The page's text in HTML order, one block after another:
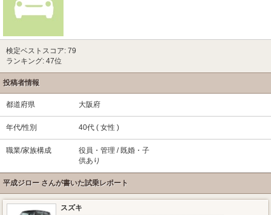
検定ベストスコア: 79
ランキング: 47位
投稿者情報
都道府県 大阪府
年代/性別 40代 ( 女性 )
職業/家族構成
役員・管理 / 既婚・子
供あり
平成ジロー さんが書いた試乗レポート
スズキ